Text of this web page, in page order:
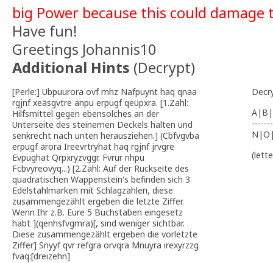
big Power because this could
Have fun!
Greetings Johannis10
Additional Hints (Decrypt)
[Perle:] Ubpuurora ovf mhz Nafpuynt haq qnaa
rgjnf xeäsgvtre anpu erpugf qeüpxra. [1.Zahl:
Hilfsmittel gegen ebensolches an der
Unterseite des steinernen Deckels halten und
senkrecht nach unten herausziehen.] (Cbfvgvba
erpugf arora Ireevrtryhat haq rgjnf jrvgre
Evpughat Qrpxryzvggr. Fvrur nhpu
Fcbvyreovyq...) [2.Zahl: Auf der Rückseite des
quadratischen Wappenstein's befinden sich 3
Edelstahlmarken mit Schlagzahlen, diese
zusammengezählt ergeben die letzte Ziffer.
Wenn Ihr z.B. Eure 5 Buchstaben eingesetz
habt ](qenhsfvgmra)[, sind weniger sichtbar.
Diese zusammengezählt ergeben die vorletzte
Ziffer] Snyyf qvr refgra orvqra Mnuyra irexyrzzg
fvaq:[dreizehn]